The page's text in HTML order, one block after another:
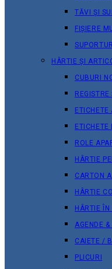
TĂVI ȘI
FIȘIERE
HÂRTIE ȘI
CUBURI
ETICHETE
ROLE
HÂRTIE
CARTON
HÂRTIE
HÂRTIE ÎN
AGENDE
CAIETE /
PLICURI